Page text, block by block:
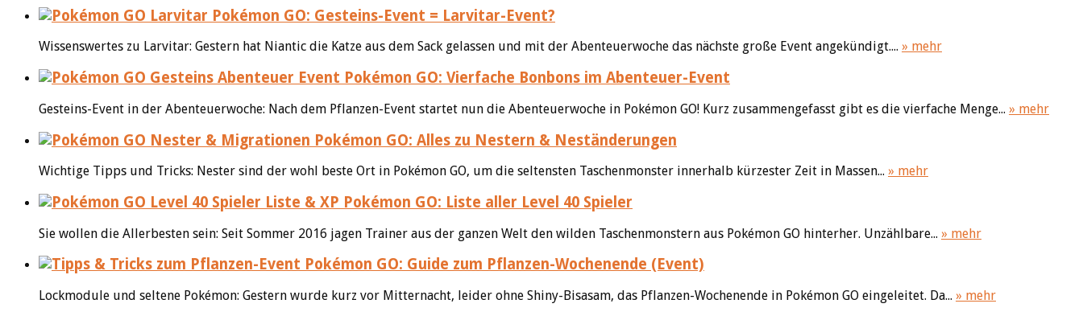
Pokémon GO: Gesteins-Event = Larvitar-Event?
Wissenswertes zu Larvitar: Gestern hat Niantic die Katze aus dem Sack gelassen und mit der Abenteuerwoche das nächste große Event angekündigt.... » mehr
Pokémon GO: Vierfache Bonbons im Abenteuer-Event
Gesteins-Event in der Abenteuerwoche: Nach dem Pflanzen-Event startet nun die Abenteuerwoche in Pokémon GO! Kurz zusammengefasst gibt es die vierfache Menge... » mehr
Pokémon GO: Alles zu Nestern & Neständerungen
Wichtige Tipps und Tricks: Nester sind der wohl beste Ort in Pokémon GO, um die seltensten Taschenmonster innerhalb kürzester Zeit in Massen... » mehr
Pokémon GO: Liste aller Level 40 Spieler
Sie wollen die Allerbesten sein: Seit Sommer 2016 jagen Trainer aus der ganzen Welt den wilden Taschenmonstern aus Pokémon GO hinterher. Unzählbare... » mehr
Pokémon GO: Guide zum Pflanzen-Wochenende (Event)
Lockmodule und seltene Pokémon: Gestern wurde kurz vor Mitternacht, leider ohne Shiny-Bisasam, das Pflanzen-Wochenende in Pokémon GO eingeleitet. Da... » mehr